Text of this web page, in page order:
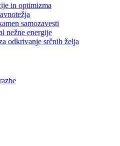
in optimizma
samozavesti
nežne energije
odkrivanje srčnih želja